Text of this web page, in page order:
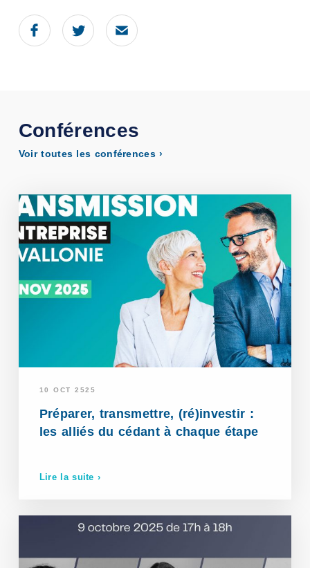
champ
devrait
être
laissé
Conférences
Voir toutes les conférences ›
10 OCT 2525
Préparer, transmettre, (ré)investir :
les alliés du cédant à chaque étape
Lire la suite ›